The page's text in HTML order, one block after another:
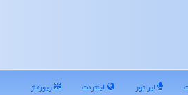
اپراتور اینترنت رپورتاژ